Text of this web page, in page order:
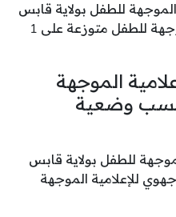
للطفل بولاية قابس
مركز جهوي للإعلامية الموجهة للطفل متوزعة على 1
الموجهة
حسب وضعية
للطفل بولاية قابس
كالآتي: 1 مركز جهوي للإعلامية الموجهة